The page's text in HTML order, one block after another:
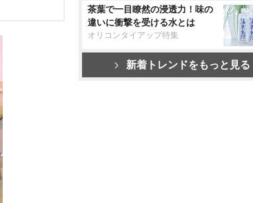
茶葉で一目瞭然の浸透力！味の
違いに衝撃を受ける水とは
オリコンタイアップ特集
新着トレンドをもっと見る